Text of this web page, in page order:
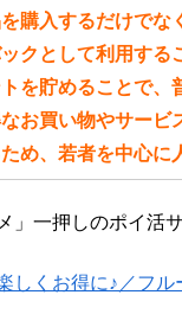
購入するだけでな
クとして利用する
を貯めることで、
お買い物やサービ
め、若者を中心に
」一押しのポイ活
しくお得に♪／フ